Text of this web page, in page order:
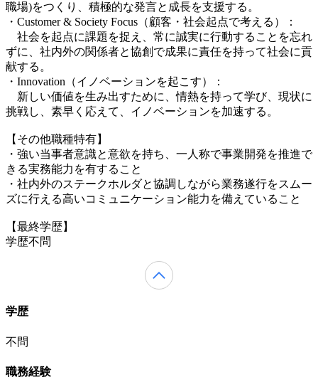
職場)をつくり、積極的な発言と成長を支援する。
・Customer & Society Focus（顧客・社会起点で考える）：
社会を起点に課題を捉え、常に誠実に行動することを忘れ
ずに、社内外の関係者と協創で成果に責任を持って社会に貢
献する。
・Innovation（イノベーションを起こす）：
新しい価値を生み出すために、情熱を持って学び、現状に
挑戦し、素早く応えて、イノベーションを加速する。
【その他職種特有】
・強い当事者意識と意欲を持ち、一人称で事業開発を推進で
きる実務能力を有すること
・社内外のステークホルダと協調しながら業務遂行をスムー
ズに行える高いコミュニケーション能力を備えていること
【最終学歴】
学歴不問
学歴
不問
職務経験